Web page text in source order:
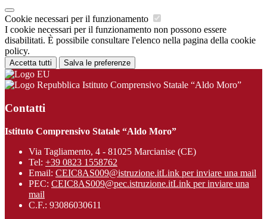
Cookie necessari per il funzionamento
I cookie necessari per il funzionamento non possono essere
disabilitati. È possibile consultare l'elenco nella pagina della cookie
policy.
Accetta tutti Salva le preferenze
Istituto Comprensivo Statale “Aldo Moro”
Contatti
Istituto Comprensivo Statale “Aldo Moro”
Via Tagliamento, 4 - 81025 Marcianise (CE)
Tel: +39 0823 1558762
Email: CEIC8AS009@istruzione.itLink per inviare una mail
PEC: CEIC8AS009@pec.istruzione.itLink per inviare una
mail
C.F.: 93086030611